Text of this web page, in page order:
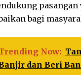
bagi
Now:
dan Beri